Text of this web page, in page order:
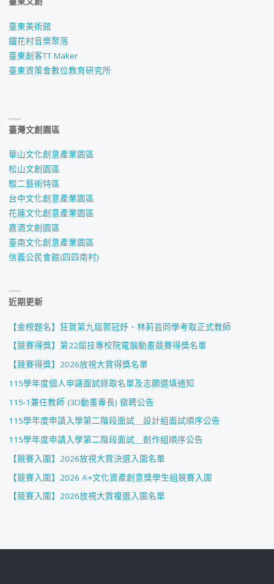
臺東美術館
鐵花村音樂聚落
臺東創客TT Maker
臺東資策會數位教育研究所
臺灣文創園區
華山文化創意產業園區
松山文創園區
駁二藝術特區
台中文化創意產業園區
花蓮文化創意產業園區
嘉酒文創園區
臺南文化創意產業園區
信義公民會館(四四南村)
近期更新
【金榜題名】狂賀第九屆郭冠妤、林莉芸同學考取正式教師
【競賽得獎】第22屆技專校院電腦動畫競賽得獎名單
【競賽得獎】2026放視大賞得獎名單
115學年度個人申請面試錄取名單及志願選填通知
115-1兼任教師 (3D動畫專長) 徵聘公告
115學年度申請入學第二階段面試＿設計組面試順序公告
115學年度申請入學第二階段面試＿創作組順序公告
【競賽入圍】2026放視大賞決選入圍名單
【競賽入圍】2026 A+文化資產創意獎學生組競賽入圍
【競賽入圍】2026放視大賞複選入圍名單